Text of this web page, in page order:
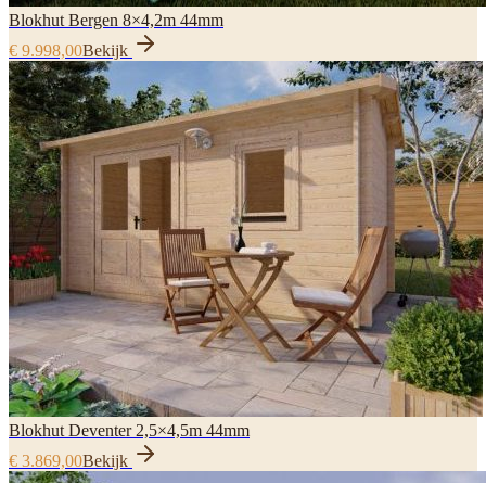
Blokhut Bergen 8×4,2m 44mm
€ 9.998,00Bekijk
Blokhut Deventer 2,5×4,5m 44mm
€ 3.869,00Bekijk